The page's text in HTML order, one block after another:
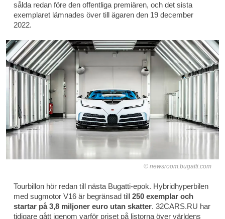
sålda redan före den offentliga premiären, och det sista
exemplaret lämnades över till ägaren den 19 december
2022.
newsroom.bugatti.com
Tourbillon hör redan till nästa Bugatti-epok. Hybridhyperbilen
med sugmotor V16 är begränsad till 250 exemplar och
startar på 3,8 miljoner euro utan skatter. 32CARS.RU har
tidigare gått igenom varför priset på listorna över världens